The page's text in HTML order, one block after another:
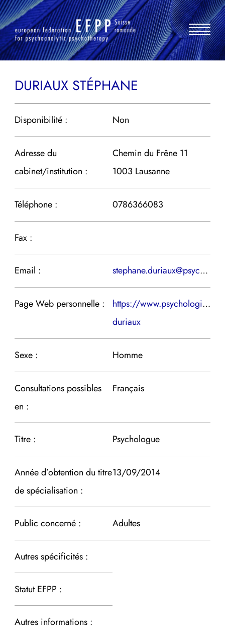
Aller
au
contenu
DURIAUX STÉPHANE
Disponibilité : Non
Adresse du
cabinet/institution :
Chemin du Frêne 11
1003 Lausanne
Téléphone : 0786366083
Fax :
Email : stephane.duriaux@psychologie.ch
Page Web personnelle :
https://www.psychologie.ch/
duriaux
Sexe : Homme
Consultations possibles
en :
Français
Titre : Psychologue
Année d’obtention du titre
de spécialisation :
13/09/2014
Public concerné : Adultes
Autres spécificités :
Statut EFPP :
Autres informations :